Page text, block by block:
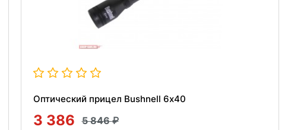
Оптический прицел Bushnell 6х40
3 386 5 846